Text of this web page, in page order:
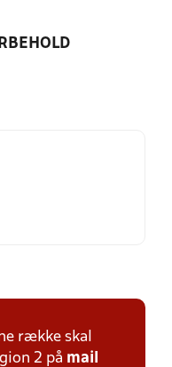
række skal
2 på mail